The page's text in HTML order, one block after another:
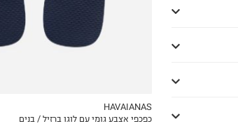
MY LIST
HAVAIANAS
כפכפי אצבע גומי עם לוגו ברזיל / בנים